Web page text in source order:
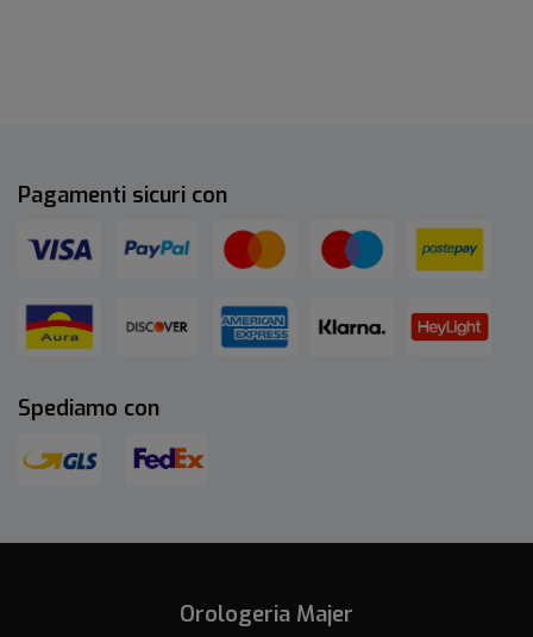
Pagamenti sicuri con
Spediamo con
Orologeria Majer